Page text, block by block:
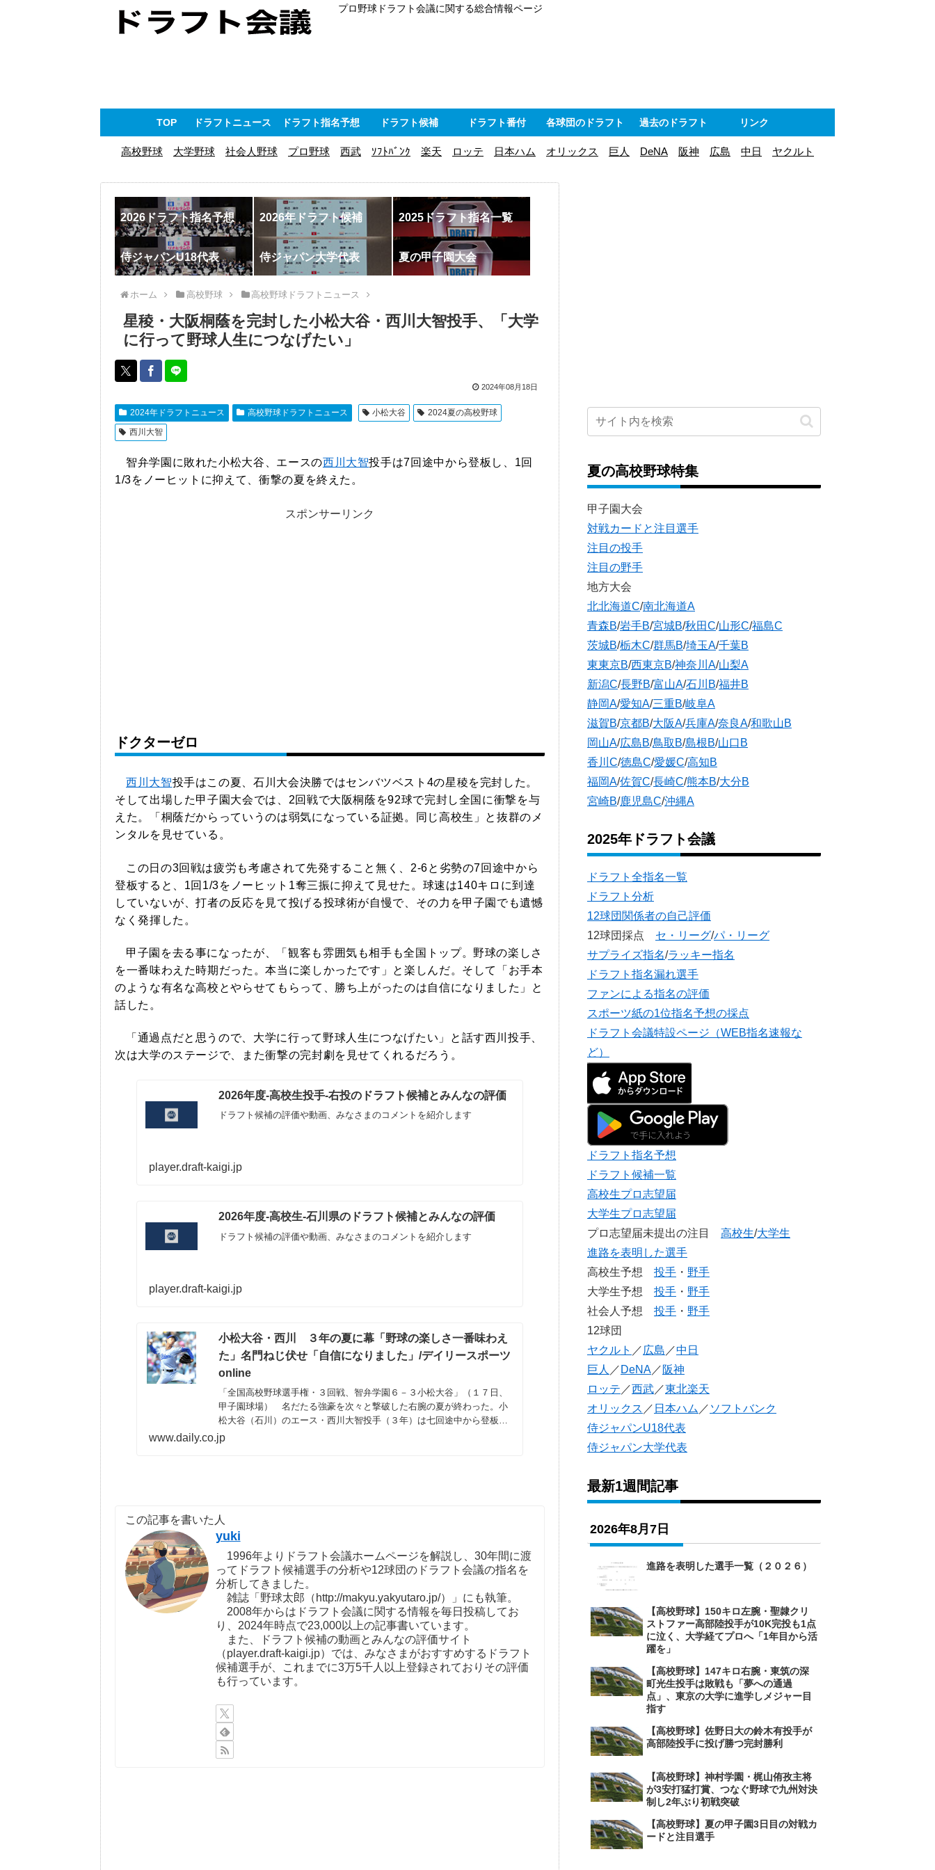
プロ野球ドラフト会議に関する総合情報ページ
TOP ドラフトニュース ドラフト指名予想 ドラフト候補 ドラフト番付 各球団のドラフト 過去のドラフト リンク
高校野球 大学野球 社会人野球 プロ野球 西武 ｿﾌﾄﾊﾞﾝｸ 楽天 ロッテ 日本ハム オリックス 巨人 DeNA 阪神 広島 中日 ヤクルト
2026ドラフト指名予想 2026年ドラフト候補 2025ドラフト指名一覧
侍ジャパンU18代表 侍ジャパン大学代表 夏の甲子園大会
ホーム 高校野球 高校野球ドラフトニュース
星稜・大阪桐蔭を完封した小松大谷・西川大智投手、「大学
に行って野球人生につなげたい」
2024年08月18日
2024年ドラフトニュース 高校野球ドラフトニュース 小松大谷
2024夏の高校野球
西川大智
智弁学園に敗れた小松大谷、エースの西川大智投手は7回途中から登板し、1回
1/3をノーヒットに抑えて、衝撃の夏を終えた。
スポンサーリンク
ドクターゼロ
西川大智投手はこの夏、石川大会決勝ではセンバツベスト4の星稜を完封した。
そして出場した甲子園大会では、2回戦で大阪桐蔭を92球で完封し全国に衝撃を与
えた。「桐蔭だからっていうのは弱気になっている証拠。同じ高校生」と抜群のメ
ンタルを見せている。
この日の3回戦は疲労も考慮されて先発すること無く、2-6と劣勢の7回途中から
登板すると、1回1/3をノーヒット1奪三振に抑えて見せた。球速は140キロに到達
していないが、打者の反応を見て投げる投球術が自慢で、その力を甲子園でも遺憾
なく発揮した。
甲子園を去る事になったが、「観客も雰囲気も相手も全国トップ。野球の楽しさ
を一番味わえた時期だった。本当に楽しかったです」と楽しんだ。そして「お手本
のような有名な高校とやらせてもらって、勝ち上がったのは自信になりました」と
話した。
「通過点だと思うので、大学に行って野球人生につなげたい」と話す西川投手、
次は大学のステージで、また衝撃の完封劇を見せてくれるだろう。
2026年度-高校生投手-右投のドラフト候補とみんなの評価
ドラフト候補の評価や動画、みなさまのコメントを紹介します
player.draft-kaigi.jp
2026年度-高校生-石川県のドラフト候補とみんなの評価
ドラフト候補の評価や動画、みなさまのコメントを紹介します
player.draft-kaigi.jp
小松大谷・西川 ３年の夏に幕「野球の楽しさ一番味わえ
た」名門ねじ伏せ「自信になりました」/デイリースポーツ
online
「全国高校野球選手権・３回戦、智弁学園６－３小松大谷」（１７日、
甲子園球場） 名だたる強豪を次々と撃破した右腕の夏が終わった。小
松大谷（石川）のエース・西川大智投手（３年）は七回途中から登板
し、好投するも敗戦。「エースとして全部先発して、み...
www.daily.co.jp
この記事を書いた人
yuki
1996年よりドラフト会議ホームページを解説し、30年間に渡
ってドラフト候補選手の分析や12球団のドラフト会議の指名を
分析してきました。
雑誌「野球太郎（http://makyu.yakyutaro.jp/）」にも執筆。
2008年からはドラフト会議に関する情報を毎日投稿してお
り、2024年時点で23,000以上の記事書いています。
また、ドラフト候補の動画とみんなの評価サイト
（player.draft-kaigi.jp）では、みなさまがおすすめするドラフト
候補選手が、これまでに3万5千人以上登録されておりその評価
も行っています。
夏の高校野球特集
甲子園大会
対戦カードと注目選手
注目の投手
注目の野手
地方大会
北北海道C/南北海道A
青森B/岩手B/宮城B/秋田C/山形C/福島C
茨城B/栃木C/群馬B/埼玉A/千葉B
東東京B/西東京B/神奈川A/山梨A
新潟C/長野B/富山A/石川B/福井B
静岡A/愛知A/三重B/岐阜A
滋賀B/京都B/大阪A/兵庫A/奈良A/和歌山B
岡山A/広島B/鳥取B/島根B/山口B
香川C/徳島C/愛媛C/高知B
福岡A/佐賀C/長崎C/熊本B/大分B
宮崎B/鹿児島C/沖縄A
2025年ドラフト会議
ドラフト全指名一覧
ドラフト分析
12球団関係者の自己評価
12球団採点 セ・リーグ/パ・リーグ
サプライズ指名/ラッキー指名
ドラフト指名漏れ選手
ファンによる指名の評価
スポーツ紙の1位指名予想の採点
ドラフト会議特設ページ（WEB指名速報な
ど）
ドラフト指名予想
ドラフト候補一覧
高校生プロ志望届
大学生プロ志望届
プロ志望届未提出の注目 高校生/大学生
進路を表明した選手
高校生予想 投手 ・ 野手
大学生予想 投手 ・ 野手
社会人予想 投手 ・ 野手
12球団
ヤクルト ／ 広島 ／中日
巨人 ／ DeNA ／ 阪神
ロッテ ／西武 ／東北楽天
オリックス ／ 日本ハム ／ ソフトバンク
侍ジャパンU18代表
侍ジャパン大学代表
最新1週間記事
2026年8月7日
進路を表明した選手一覧（２０２６）
【高校野球】150キロ左腕・聖隷クリ
ストファー高部陸投手が10K完投も1点
に泣く、大学経てプロへ「1年目から活
躍を」
【高校野球】147キロ右腕・東筑の深
町光生投手は敗戦も「夢への通過
点」、東京の大学に進学しメジャー目
指す
【高校野球】佐野日大の鈴木有投手が
高部陸投手に投げ勝つ完封勝利
【高校野球】神村学園・梶山侑孜主将
が3安打猛打賞、つなぐ野球で九州対決
制し2年ぶり初戦突破
【高校野球】夏の甲子園3日目の対戦カ
ードと注目選手